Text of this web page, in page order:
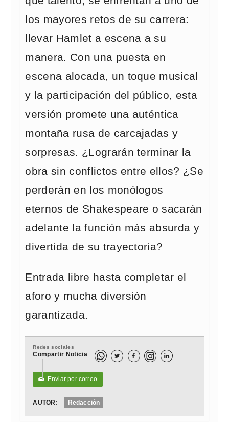
los mayores retos de su carrera:
llevar Hamlet a escena a su
manera. Con una puesta en
escena alocada, un toque musical
y la participación del público, esta
versión promete una auténtica
montaña rusa de carcajadas y
sorpresas. ¿Lograrán terminar la
obra sin conflictos entre ellos? ¿Se
perderán en los monólogos
eternos de Shakespeare o sacarán
adelante la función más absurda y
divertida de su trayectoria?
Entrada libre hasta completar el
aforo y mucha diversión
garantizada.
Redes sociales
Compartir Noticia   
✉ Enviar por correo
AUTOR: Redacción